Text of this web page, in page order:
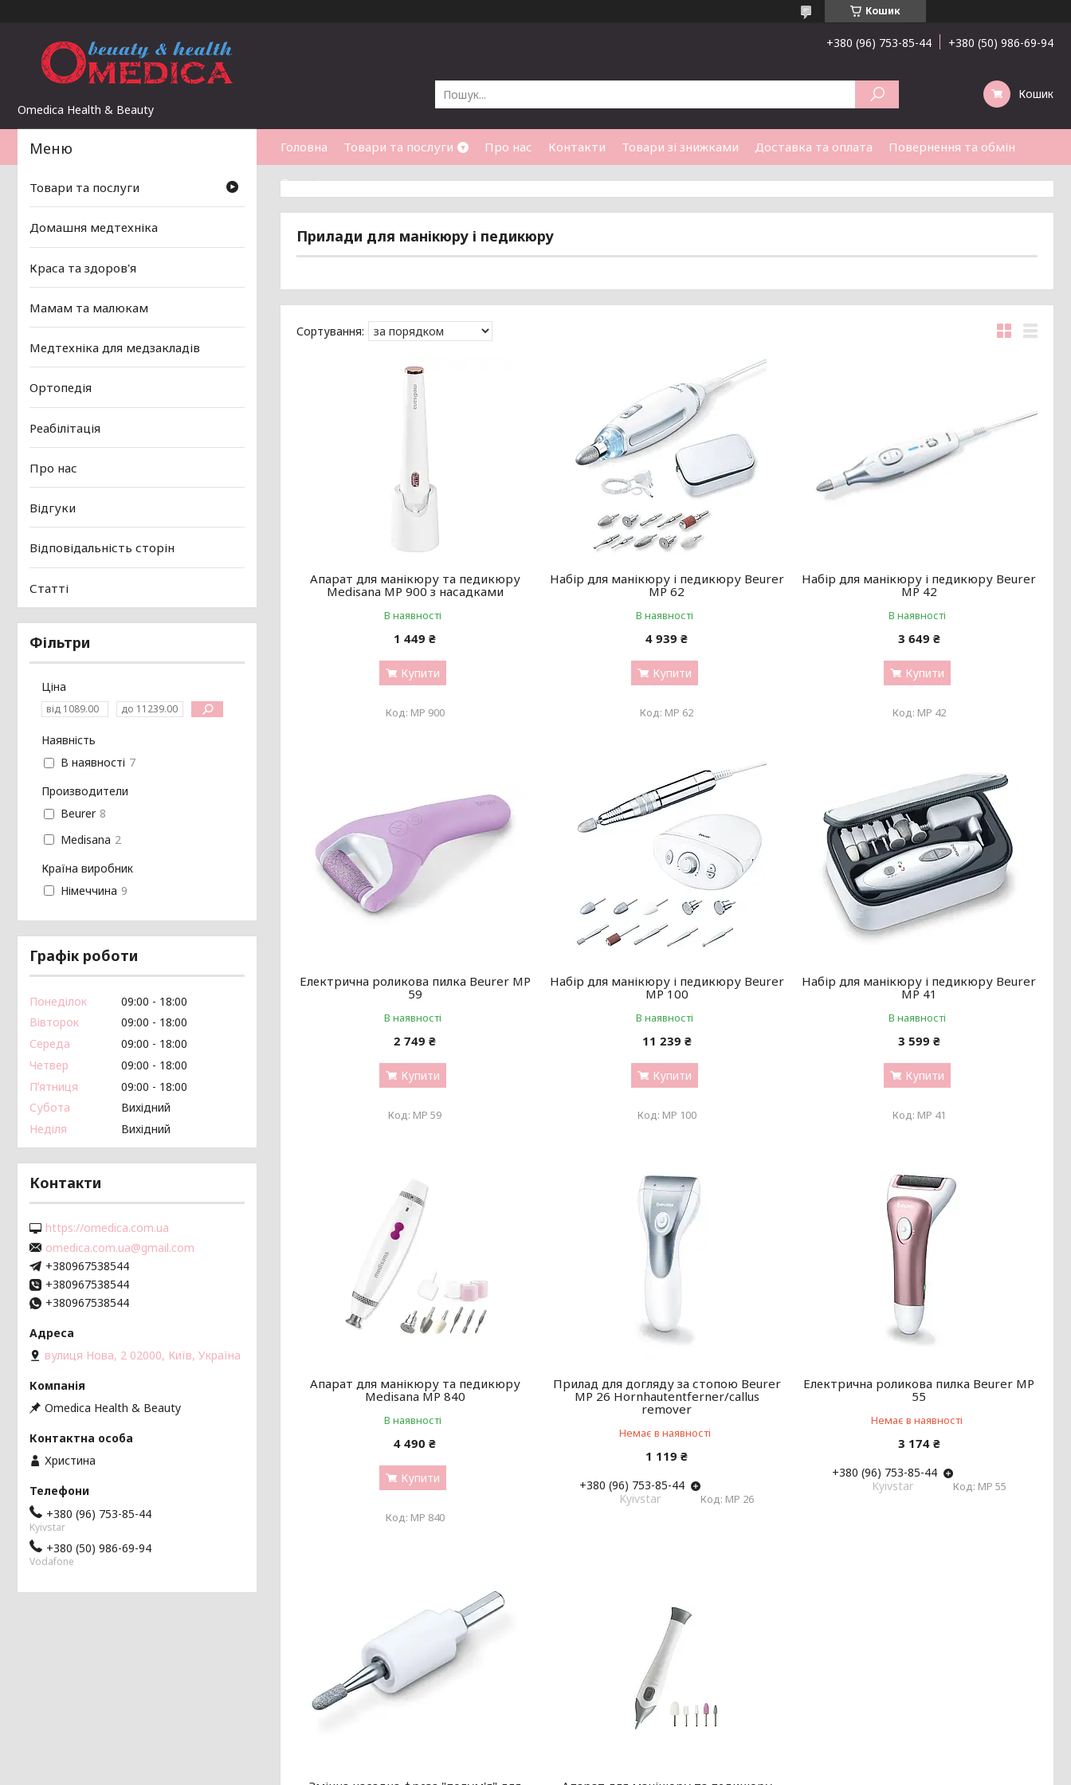
Кошик
Omedica Health & Beauty
+380 (96) 753-85-44 +380 (50) 986-69-94
Кошик
Головна Товари та послуги Про нас Контакти Товари зі знижками Доставка та оплата Повернення та обмін
Статті
Прилади для манікюру і педикюру
Апарат для манікюру та педикюру
Medisana MP 900 з насадками
В наявності
1 449 ₴
Купити
MP 900
Набір для манікюру і педикюру Beurer
MP 62
В наявності
4 939 ₴
Купити
MP 62
Набір для манікюру і педикюру Beurer
MP 42
В наявності
3 649 ₴
Купити
MP 42
Електрична роликова пилка Beurer MP
59
В наявності
2 749 ₴
Купити
MP 59
Набір для манікюру і педикюру Beurer
MP 100
В наявності
11 239 ₴
Купити
MP 100
Набір для манікюру і педикюру Beurer
MP 41
В наявності
3 599 ₴
Купити
MP 41
Апарат для манікюру та педикюру
Medisana MP 840
В наявності
4 490 ₴
Купити
MP 840
Прилад для догляду за стопою Beurer
MP 26 Hornhautentferner/callus
remover
Немає в наявності
1 119 ₴
+380 (96) 753-85-44
Kyivstar
MP 26
Електрична роликова пилка Beurer MP
55
Немає в наявності
3 174 ₴
+380 (96) 753-85-44
Kyivstar
MP 55
Товари та послуги
Домашня медтехніка
Краса та здоров'я
Мамам та малюкам
Медтехніка для медзакладів
Ортопедія
Реабілітація
Про нас
Відгуки
Відповідальність сторін
Статті
Фільтри
Ціна
Наявність
В наявності 7
Производители
Beurer 8
Medisana 2
Країна виробник
Німеччина 9
Графік роботи
Понеділок 09:00
18:00
Вівторок
09:00
18:00
Середа
09:00
18:00
Четвер
09:00
18:00
Пʼятниця
09:00
18:00
Субота
Вихідний
Неділя
Вихідний
Контакти
https://omedica.com.ua
omedica.com.ua@gmail.com
+380967538544
+380967538544
+380967538544
вулиця Нова, 2 02000, Київ, Україна
Omedica Health & Beauty
Христина
+380 (96) 753-85-44
Kyivstar
+380 (50) 986-69-94
Vodafone